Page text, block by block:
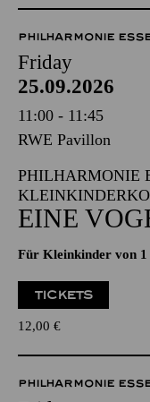
PHILHARMONIE
Friday
25.09.2026
11:00 - 11:45
RWE Pavillon
PHILHARMONIE
EINE
Für Kleinkinder von 1
TICKETS
12,00 €
PHILHARMONIE